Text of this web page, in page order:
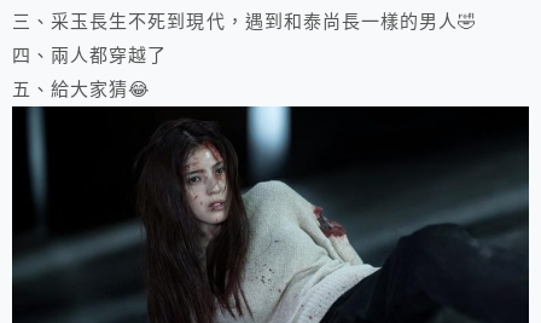
三、采玉長生不死到現代，遇到和泰尚長一樣的男人🤣
四、兩人都穿越了
五、給大家猜😂